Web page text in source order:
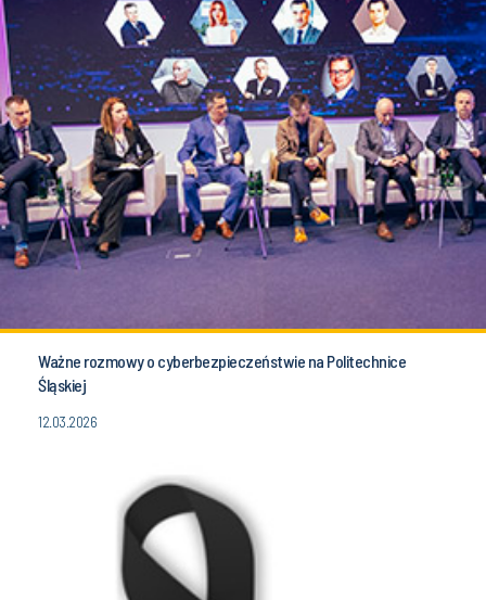
Ważne rozmowy o cyberbezpieczeństwie na Politechnice
Śląskiej
12.03.2026